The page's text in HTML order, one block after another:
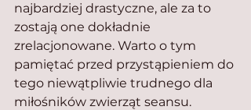
najbardziej drastyczne, ale za to
zostają one dokładnie
zrelacjonowane. Warto o tym
pamiętać przed przystąpieniem do
tego niewątpliwie trudnego dla
miłośników zwierząt seansu.